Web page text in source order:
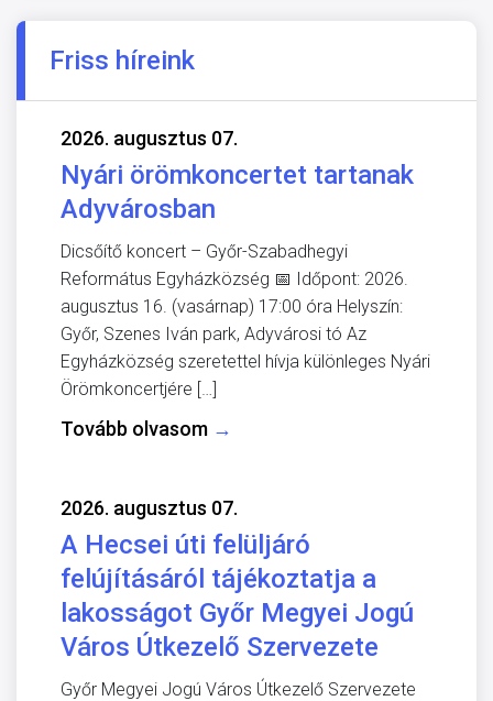
Friss híreink
2026. augusztus 07.
Nyári örömkoncertet tartanak
Adyvárosban
Dicsőítő koncert – Győr-Szabadhegyi
Református Egyházközség 📅 Időpont: 2026.
augusztus 16. (vasárnap) 17:00 óra Helyszín:
Győr, Szenes Iván park, Adyvárosi tó Az
Egyházközség szeretettel hívja különleges Nyári
Örömkoncertjére […]
Tovább olvasom →
2026. augusztus 07.
A Hecsei úti felüljáró
felújításáról tájékoztatja a
lakosságot Győr Megyei Jogú
Város Útkezelő Szervezete
Győr Megyei Jogú Város Útkezelő Szervezete